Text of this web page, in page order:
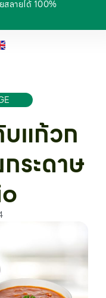
ลายได้ 100%
แก้วก
ระดาษ